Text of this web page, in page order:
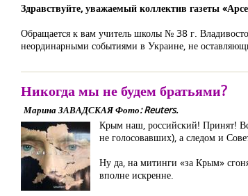
Здравствуйте, уважаемый коллектив газеты
Обращается к вам учитель школы № 38 г.
неординарными событиями в Украине, не
Никогда мы не будем братьями?
Марина ЗАВАДСКАЯ Фото: Reuters.
Крым наш, российский! Принят!
не голосовавших), а следом и
Ну да, на митинги «за Крым»
вполне искренне.